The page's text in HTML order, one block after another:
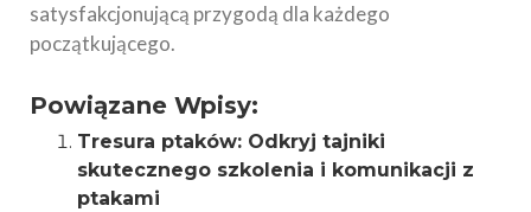
satysfakcjonującą przygodą dla każdego
początkującego.
Powiązane Wpisy:
Tresura ptaków: Odkryj tajniki
skutecznego szkolenia i komunikacji z
ptakami